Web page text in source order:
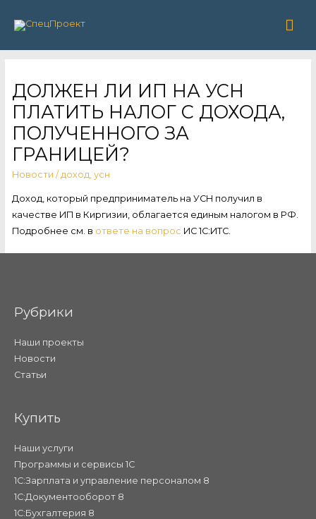
ДОЛЖЕН ЛИ ИП НА УСН
ПЛАТИТЬ НАЛОГ С ДОХОДА,
ПОЛУЧЕННОГО ЗА
ГРАНИЦЕЙ?
Новости / доход усн
Доход, который предприниматель на УСН получил в
качестве ИП в Киргизии, облагается единым налогом в РФ.
Подробнее см. в ответе на вопрос ИС 1С:ИТС.
Рубрики
Наши проекты
Новости
Статьи
Купить
Наши услуги
Программы и сервисы 1С
1С:Зарплата и управление персоналом 8
1С:Документооборот 8
1С:Бухгалтерия 8